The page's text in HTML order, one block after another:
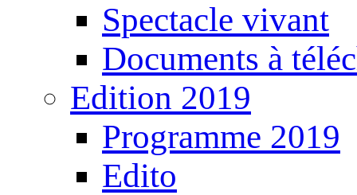
Spectacle vivant
Documents à
Edition 2019
Programme 2019
Edito